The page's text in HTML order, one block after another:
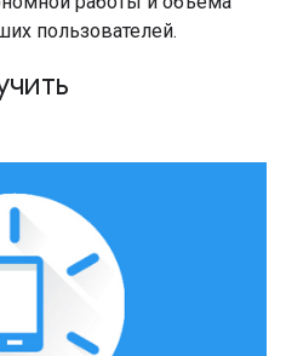
пользователей.